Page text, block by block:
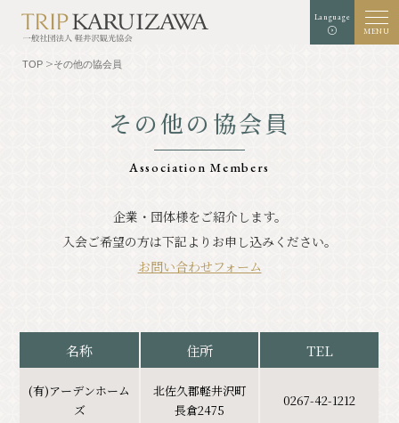
Language
MENU
黒 青
文字
サイズ
TOP
⾃然
リゾート
クラシック
グルメ
ショップ
モデルコース
イベント情報
TOP その他の協会員
その他の協会員
Association Members
企業・団体様をご紹介します。
入会ご希望の方は下記よりお申し込みください。
お問い合わせフォーム
名称 住所 TEL
(有)アーデンホーム
ズ
北佐久郡軽井沢町
長倉2475
0267-42-1212